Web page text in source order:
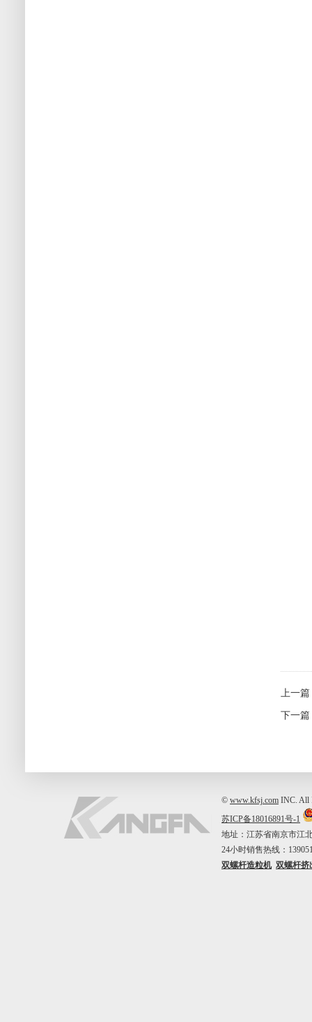
上一篇
下一篇
© www.kfsj.com INC. All
苏ICP备18016891号-1
地址：江苏省南京市江
24小时销售热线：
双螺杆造粒机 双螺杆挤